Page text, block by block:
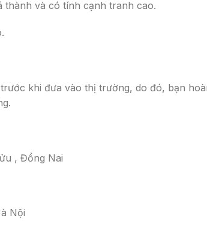
thành và có tính cạnh tranh cao.
khi đưa vào thị trường, do đó, bạn
, Đồng Nai
Nội